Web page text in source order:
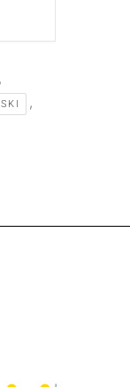
,
,